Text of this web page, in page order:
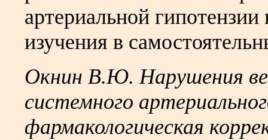
артериальной
изучения в
Окнин В.Ю. Нарушения
системного
фармакологическая